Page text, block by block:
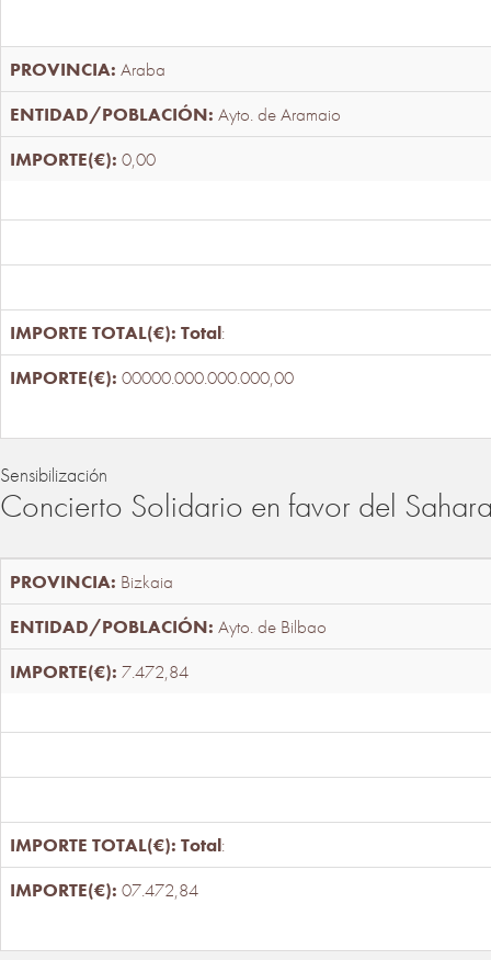
Araba
Ayto. de Aramaio
0,00
Total:
00000.000.000.000,00
Sensibilización
Concierto Solidario en favor del
Bizkaia
Ayto. de Bilbao
7.472,84
Total:
07.472,84